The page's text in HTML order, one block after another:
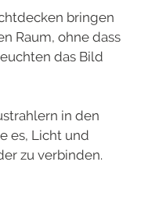
bringen
Raum, ohne dass
das Bild
in den
es, Licht und
zu verbinden.